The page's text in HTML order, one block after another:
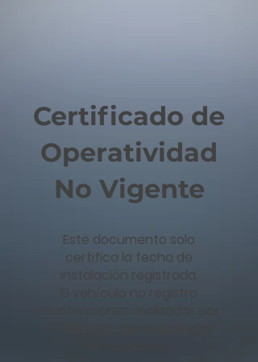
Certificado de
Operatividad
No Vigente
Este documento solo
certifica la fecha de
instalación registrada.
El vehículo no registra